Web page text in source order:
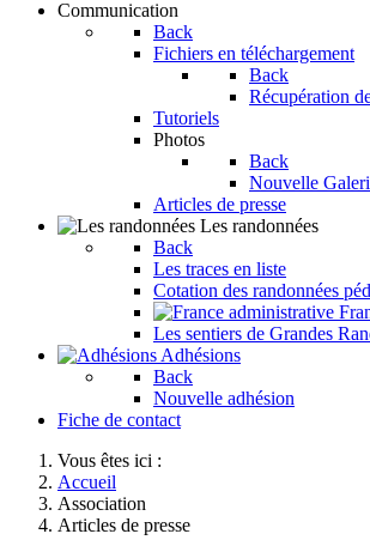
Communication
Back
Fichiers en téléchargement
Back
Récupération
Tutoriels
Photos
Back
Nouvelle
Articles de presse
Les randonnées
Back
Les traces en liste
Cotation des randonnées
Les sentiers de Grandes
Adhésions
Back
Nouvelle adhésion
Fiche de contact
Vous êtes ici :
Accueil
Association
Articles de presse